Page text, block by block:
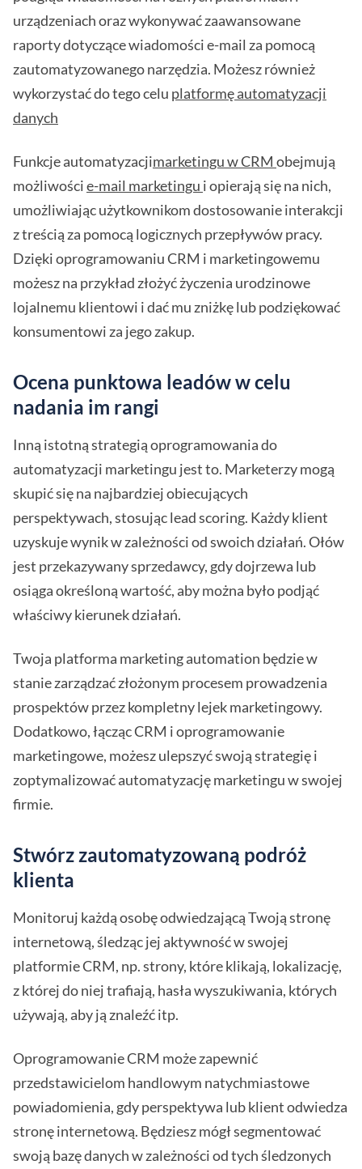
urządzeniach oraz wykonywać zaawansowane
raporty dotyczące wiadomości e-mail za pomocą
zautomatyzowanego narzędzia. Możesz również
wykorzystać do tego celu platformę automatyzacji
danych
Funkcje automatyzacjimarketingu w CRM obejmują
możliwoście-mail marketingu i opierają się na nich,
umożliwiając użytkownikom dostosowanie interakcji
z treścią za pomocą logicznych przepływów pracy.
Dzięki oprogramowaniu CRM i marketingowemu
możesz na przykład złożyć życzenia urodzinowe
lojalnemu klientowi i dać mu zniżkę lub podziękować
konsumentowi za jego zakup.
Ocena punktowa leadów w celu
nadania im rangi
Inną istotną strategią oprogramowania do
automatyzacji marketingu jest to. Marketerzy mogą
skupić się na najbardziej obiecujących
perspektywach, stosując lead scoring. Każdy klient
uzyskuje wynik w zależności od swoich działań. Ołów
jest przekazywany sprzedawcy, gdy dojrzewa lub
osiąga określoną wartość, aby można było podjąć
właściwy kierunek działań.
Twoja platforma marketing automation będzie w
stanie zarządzać złożonym procesem prowadzenia
prospektów przez kompletny lejek marketingowy.
Dodatkowo, łącząc CRM i oprogramowanie
marketingowe, możesz ulepszyć swoją strategię i
zoptymalizować automatyzację marketingu w swojej
firmie.
Stwórz zautomatyzowaną podróż
klienta
Monitoruj każdą osobę odwiedzającą Twoją stronę
internetową, śledząc jej aktywność w swojej
platformie CRM, np. strony, które klikają, lokalizację,
z której do niej trafiają, hasła wyszukiwania, których
używają, aby ją znaleźć itp.
Oprogramowanie CRM może zapewnić
przedstawicielom handlowym natychmiastowe
powiadomienia, gdy perspektywa lub klient odwiedza
stronę internetową. Będziesz mógł segmentować
swoją bazę danych w zależności od tych śledzonych